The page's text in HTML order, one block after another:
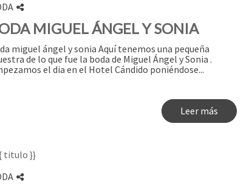
MIGUEL ÁNGEL Y SONIA
miguel ángel y sonia Aquí tenemos una pequeña
de lo que fue la boda de Miguel Ángel y Sonia .
el dia en el Hotel Cándido poniéndose...
Leer más